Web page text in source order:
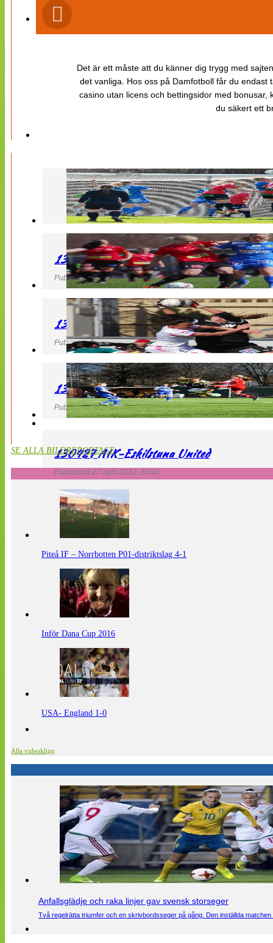
Det är ett måste att du känner dig trygg med
det vanliga. Hos oss på Damfotboll får du
casino utan licens och bettingsidor med
du säkert ett
130427 LB 07 – QBIK
Publicerad 27 April 2013, 22:40
130427 IF Limhamn Bunkeflo – QBIK
Publicerad 27 April 2013, 21:10
130427 LdB FC Malmö – Mallbackens IF
Publicerad 27 April 2013, 20:54
130427 AIK-Eskilstuna United
Publicerad 27 April 2013, 20:48
SE ALLA BILDREPORTAGE
Piteå IF – Norrbotten P01-distriktslag 4-1
Inför Dana Cup 2016
USA- England 1-0
Alla videoklipp
Anfallsglädje och raka linjer gav svensk storseger
Två regelrätta triumfer och en skrivbordsseger på gång. Den inställda